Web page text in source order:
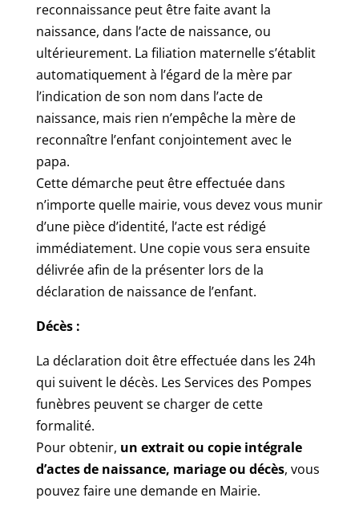
reconnaissance peut être faite avant la
naissance, dans l’acte de naissance, ou
ultérieurement. La filiation maternelle s’établit
automatiquement à l’égard de la mère par
l’indication de son nom dans l’acte de
naissance, mais rien n’empêche la mère de
reconnaître l’enfant conjointement avec le
papa.
Cette démarche peut être effectuée dans
n’importe quelle mairie, vous devez vous munir
d’une pièce d’identité, l’acte est rédigé
immédiatement. Une copie vous sera ensuite
délivrée afin de la présenter lors de la
déclaration de naissance de l’enfant.
Décès :
La déclaration doit être effectuée dans les 24h
qui suivent le décès. Les Services des Pompes
funèbres peuvent se charger de cette
formalité.
Pour obtenir, un extrait ou copie intégrale
d’actes de naissance, mariage ou décès, vous
pouvez faire une demande en Mairie.